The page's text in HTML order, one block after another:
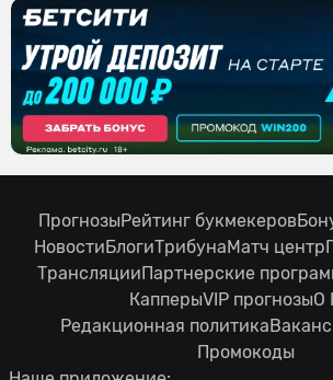
ПрогнозыРейтинг букмекеров
НовостиБлогиТрибунаМатч центр
ТрансляцииПартнерские
КапперыVIP прогнозыО
Редакционная политика
Промокоды